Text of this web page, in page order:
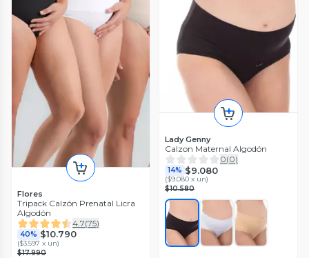
Flores
Tripack Calzón Prenatal Licra
Algodón
4.7(75)
40% $10.790
($3.597 x un)
$17.990
Lady Genny
Calzon Maternal Algodón
0(0)
14% $9.080
($9.080 x un)
$10.580